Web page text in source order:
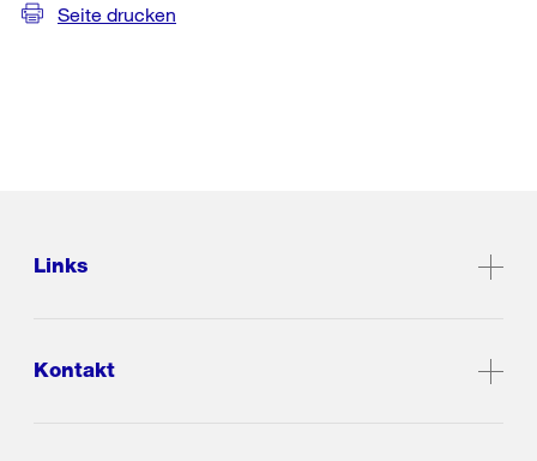
Seite drucken
Links
Kontakt